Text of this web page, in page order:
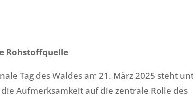
Rohstoffquelle
Tag des Waldes am 21. März 2025 steht
Aufmerksamkeit auf die zentrale Rolle des